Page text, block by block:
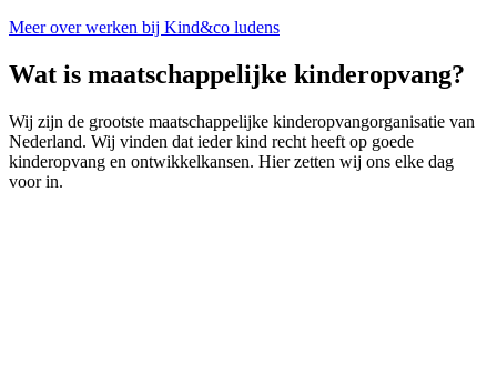
Meer over werken bij Kind&co ludens
Wat is maatschappelijke kinderopvang?
Wij zijn de grootste maatschappelijke kinderopvangorganisatie van
Nederland. Wij vinden dat ieder kind recht heeft op goede
kinderopvang en ontwikkelkansen. Hier zetten wij ons elke dag
voor in.